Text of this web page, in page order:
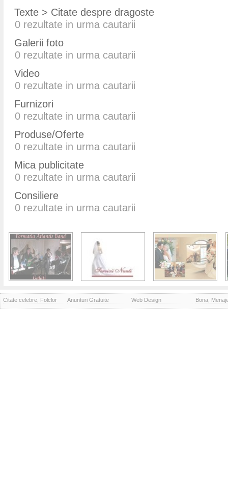
Texte > Citate despre dragoste
0 rezultate in urma cautarii
Galerii foto
0 rezultate in urma cautarii
Video
0 rezultate in urma cautarii
Furnizori
0 rezultate in urma cautarii
Produse/Oferte
0 rezultate in urma cautarii
Mica publicitate
0 rezultate in urma cautarii
Consiliere
0 rezultate in urma cautarii
Citate celebre, Folclor Anunturi Gratuite Web Design Bona,